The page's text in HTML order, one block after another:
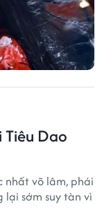
Dao
nhất võ lâm, phái
sớm suy tàn vì